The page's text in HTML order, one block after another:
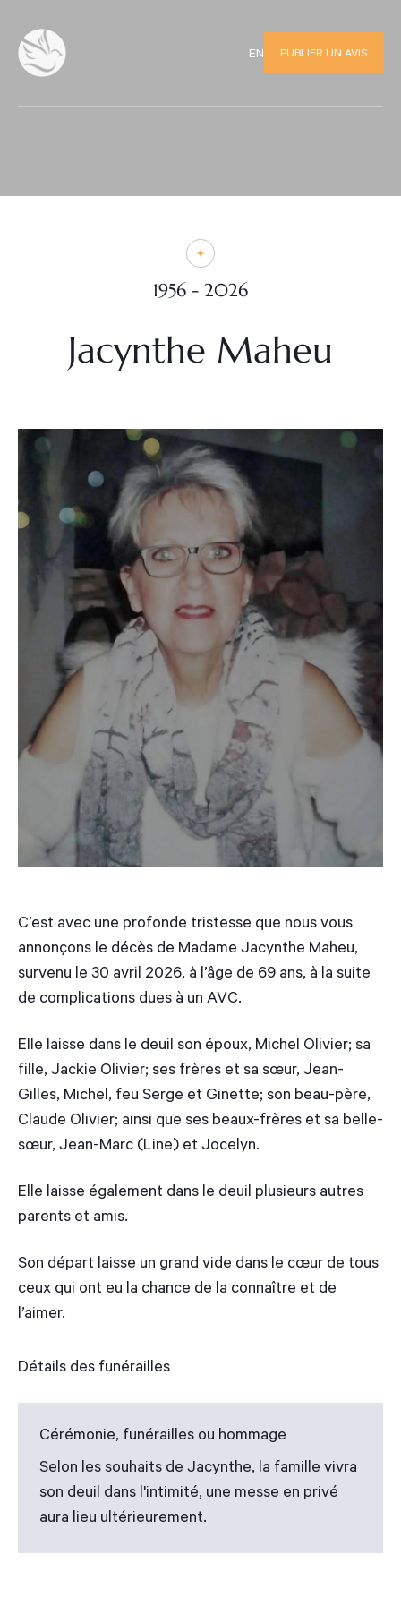
EN PUBLIER UN AVIS
1956 - 2026
Jacynthe Maheu
C’est avec une profonde tristesse que nous vous
annonçons le décès de Madame Jacynthe Maheu,
survenu le 30 avril 2026, à l’âge de 69 ans, à la suite
de complications dues à un AVC.
Elle laisse dans le deuil son époux, Michel Olivier; sa
fille, Jackie Olivier; ses frères et sa sœur, Jean-
Gilles, Michel, feu Serge et Ginette; son beau-père,
Claude Olivier; ainsi que ses beaux-frères et sa belle-
sœur, Jean-Marc (Line) et Jocelyn.
Elle laisse également dans le deuil plusieurs autres
parents et amis.
Son départ laisse un grand vide dans le cœur de tous
ceux qui ont eu la chance de la connaître et de
l’aimer.
Détails des funérailles
Cérémonie, funérailles ou hommage
Selon les souhaits de Jacynthe, la famille vivra
son deuil dans l'intimité, une messe en privé
aura lieu ultérieurement.